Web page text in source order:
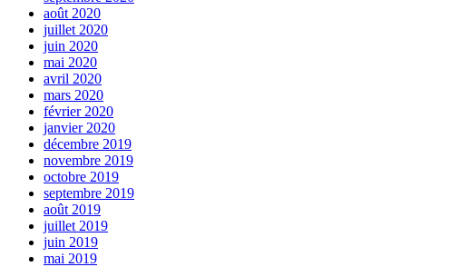
août 2020
juillet 2020
juin 2020
mai 2020
avril 2020
mars 2020
février 2020
janvier 2020
décembre 2019
novembre 2019
octobre 2019
septembre 2019
août 2019
juillet 2019
juin 2019
mai 2019